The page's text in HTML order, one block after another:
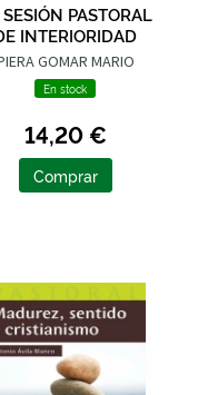
PASTORAL
INTERIORIDAD
GOMAR MARIO
En stock
14,20 €
Comprar